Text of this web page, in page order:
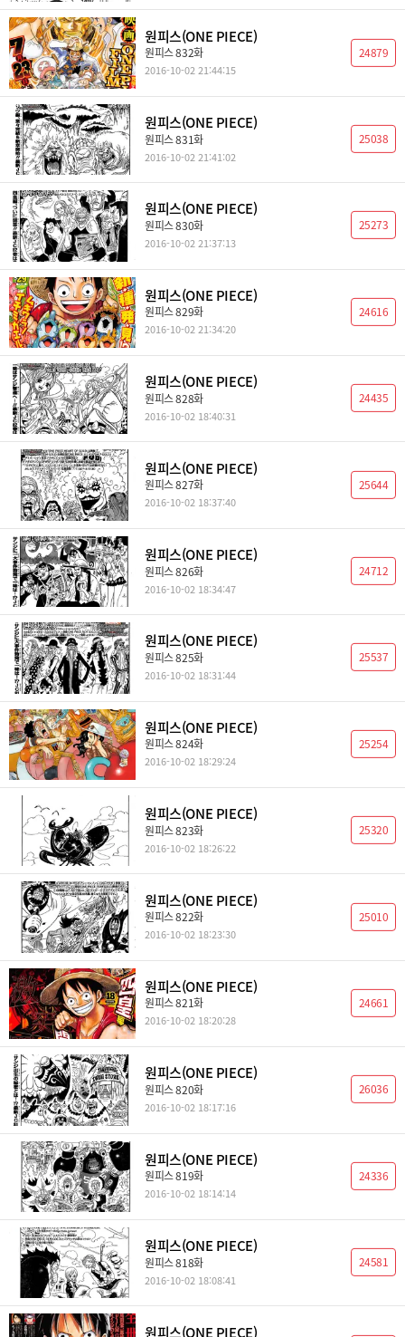
원피스(ONE PIECE)
원피스 832화
2016-10-02 21:44:15
24879
원피스(ONE PIECE)
원피스 831화
2016-10-02 21:41:02
25038
원피스(ONE PIECE)
원피스 830화
2016-10-02 21:37:13
25273
원피스(ONE PIECE)
원피스 829화
2016-10-02 21:34:20
24616
원피스(ONE PIECE)
원피스 828화
2016-10-02 18:40:31
24435
원피스(ONE PIECE)
원피스 827화
2016-10-02 18:37:40
25644
원피스(ONE PIECE)
원피스 826화
2016-10-02 18:34:47
24712
원피스(ONE PIECE)
원피스 825화
2016-10-02 18:31:44
25537
원피스(ONE PIECE)
원피스 824화
2016-10-02 18:29:24
25254
원피스(ONE PIECE)
원피스 823화
2016-10-02 18:26:22
25320
원피스(ONE PIECE)
원피스 822화
2016-10-02 18:23:30
25010
원피스(ONE PIECE)
원피스 821화
2016-10-02 18:20:28
24661
원피스(ONE PIECE)
원피스 820화
2016-10-02 18:17:16
26036
원피스(ONE PIECE)
원피스 819화
2016-10-02 18:14:14
24336
원피스(ONE PIECE)
원피스 818화
2016-10-02 18:08:41
24581
원피스(ONE PIECE)